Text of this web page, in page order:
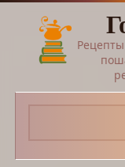
Перейти
контенту